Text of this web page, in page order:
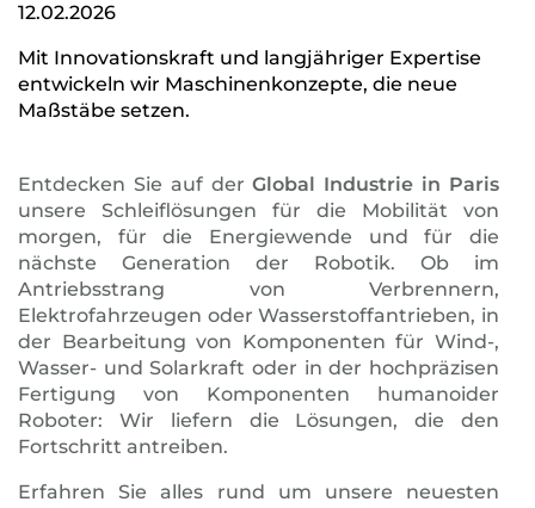
12.02.2026
Mit Innovationskraft und langjähriger Expertise
entwickeln wir Maschinenkonzepte, die neue
Maßstäbe setzen.
Entdecken Sie auf derGlobal Industrie in Paris
unsere Schleiflösungen für die Mobilität von
morgen, für die Energiewende und für die
nächste Generation der Robotik. Ob im
Antriebsstrang von Verbrennern,
Elektrofahrzeugen oder Wasserstoffantrieben, in
der Bearbeitung von Komponenten für Wind-,
Wasser- und Solarkraft oder in der hochpräzisen
Fertigung von Komponenten humanoider
Roboter: Wir liefern die Lösungen, die den
Fortschritt antreiben.
Erfahren Sie alles rund um unsere neuesten